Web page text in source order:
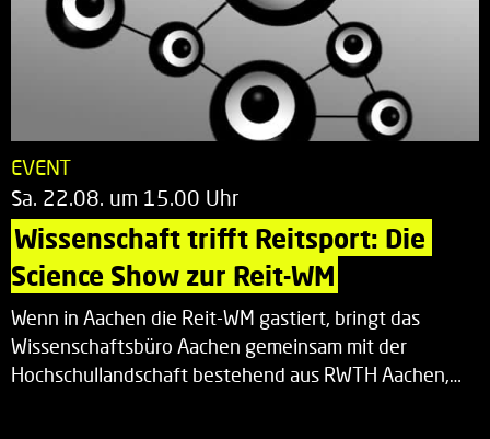
EVENT
Sa. 22.08. um 15.00 Uhr
Wissenschaft trifft Reitsport: Die
Science Show zur Reit-WM
Wenn in Aachen die Reit-WM gastiert, bringt das
Wissenschaftsbüro Aachen gemeinsam mit der
Hochschullandschaft bestehend aus RWTH Aachen,…